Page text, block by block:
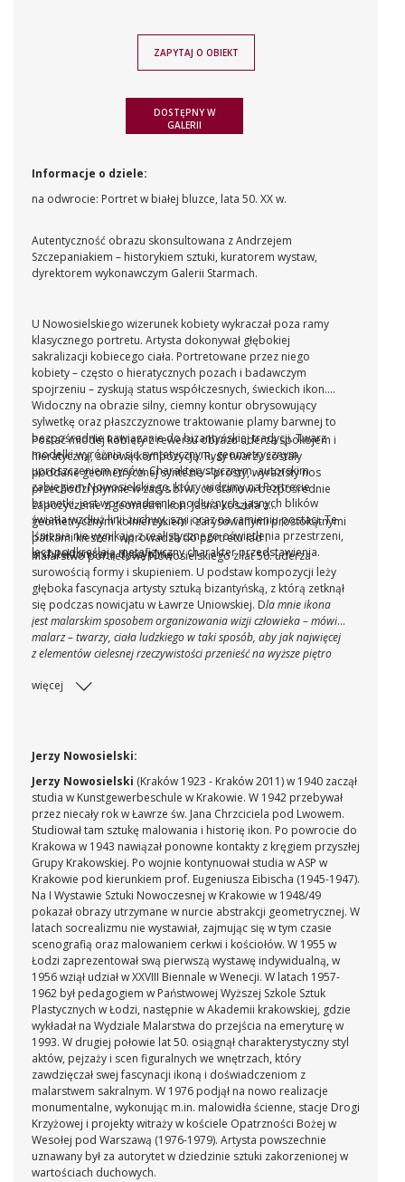
ZAPYTAJ O OBIEKT
DOSTĘPNY W
GALERII
Informacje o dziele:
na odwrocie: Portret w białej bluzce, lata 50. XX w.
Autentyczność obrazu skonsultowana z Andrzejem
Szczepaniakiem – historykiem sztuki, kuratorem wystaw,
dyrektorem wykonawczym Galerii Starmach.
U Nowosielskiego wizerunek kobiety wykraczał poza ramy
klasycznego portretu. Artysta dokonywał głębokiej
sakralizacji kobiecego ciała. Portretowane przez niego
kobiety – często o hieratycznych pozach i badawczym
spojrzeniu – zyskują status współczesnych, świeckich ikon.
Widoczny na obrazie silny, ciemny kontur obrysowujący
sylwetkę oraz płaszczyznowe traktowanie plamy barwnej to
bezpośrednie nawiązanie do bizantyńskiej tradycji. Twarz
modelki wyróżnia się syntetycznym, geometrycznym
uproszczeniem rysów. Charakterystycznym, autorskim
zabiegiem Nowosielskiego, który widzimy na Portrecie
brunetki, jest wprowadzenie podłużnych, jasnych blików
światła wzdłuż linii żuchwy, szyi oraz na ramieniu postaci. Te
lśnienia nie wynikają z realistycznego oświetlenia przestrzeni,
lecz podkreślają metafizyczny charakter przedstawienia.
Postać młodej kobiety z rewersu obrazu uderza spokojem i
hieratyczną, surową kompozycją. Rysy twarzy zostały
poddane geometrycznej syntezie – prosty, wyrazisty nos
przechodzi płynnie w zarys brwi, co stanowi bezpośrednie
zapożyczenie z geometrii ikon. Jasna koszula z
geometrycznym kołnierzykiem i zarysowanymi prostokątnymi
patkami kieszeni wprowadza do portretu ład i
architektoniczną dyscyplinę.
Malarstwo portretowe Nowosielskiego z lat 50. uderza
surowością formy i skupieniem. U podstaw kompozycji leży
głęboka fascynacja artysty sztuką bizantyńską, z którą zetknął
się podczas nowicjatu w Ławrze Uniowskiej. Dla mnie ikona
jest malarskim sposobem organizowania wizji człowieka – mówi
malarz – twarzy, ciała ludzkiego w taki sposób, aby jak najwięcej
z elementów cielesnej rzeczywistości przenieść na wyższe piętro
Rozmowy z Jerzym Nowosielskim,
więcej
Jerzy Nowosielski:
Jerzy Nowosielski (Kraków 1923 - Kraków 2011) w 1940 zaczął
studia w Kunstgewerbeschule w Krakowie. W 1942 przebywał
przez niecały rok w Ławrze św. Jana Chrzciciela pod Lwowem.
Studiował tam sztukę malowania i historię ikon. Po powrocie do
Krakowa w 1943 nawiązał ponowne kontakty z kręgiem przyszłej
Grupy Krakowskiej. Po wojnie kontynuował studia w ASP w
Krakowie pod kierunkiem prof. Eugeniusza Eibischa (1945-1947).
Na I Wystawie Sztuki Nowoczesnej w Krakowie w 1948/49
pokazał obrazy utrzymane w nurcie abstrakcji geometrycznej. W
latach socrealizmu nie wystawiał, zajmując się w tym czasie
scenografią oraz malowaniem cerkwi i kościołów. W 1955 w
Łodzi zaprezentował swą pierwszą wystawę indywidualną, w
1956 wziął udział w XXVIII Biennale w Wenecji. W latach 1957-
1962 był pedagogiem w Państwowej Wyższej Szkole Sztuk
Plastycznych w Łodzi, następnie w Akademii krakowskiej, gdzie
wykładał na Wydziale Malarstwa do przejścia na emeryturę w
1993. W drugiej połowie lat 50. osiągnął charakterystyczny styl
aktów, pejzaży i scen figuralnych we wnętrzach, który
zawdzięczał swej fascynacji ikoną i doświadczeniom z
malarstwem sakralnym. W 1976 podjął na nowo realizacje
monumentalne, wykonując m.in. malowidła ścienne, stacje Drogi
Krzyżowej i projekty witraży w kościele Opatrzności Bożej w
Wesołej pod Warszawą (1976-1979). Artysta powszechnie
uznawany był za autorytet w dziedzinie sztuki zakorzenionej w
wartościach duchowych.